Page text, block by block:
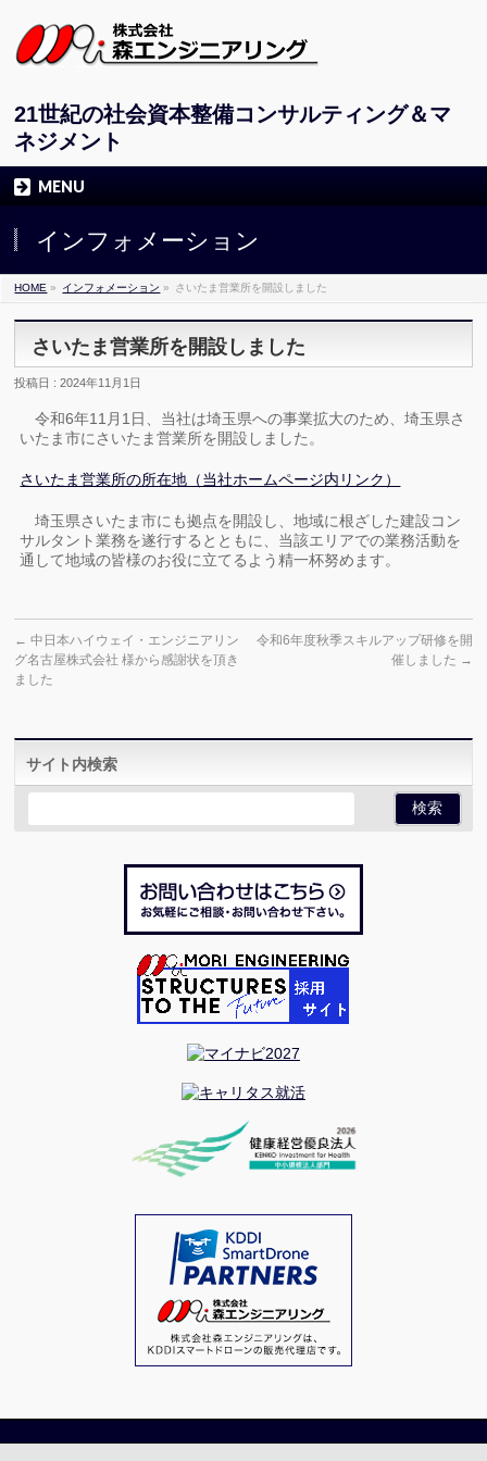
21世紀の社会資本整備コンサルティング＆マ
ネジメント
MENU
インフォメーション
HOME » インフォメーション » さいたま営業所を開設しました
さいたま営業所を開設しました
投稿日 : 2024年11月1日
令和6年11月1日、当社は埼玉県への事業拡大のため、埼玉県さ
いたま市にさいたま営業所を開設しました。
さいたま営業所の所在地（当社ホームページ内リンク）
埼玉県さいたま市にも拠点を開設し、地域に根ざした建設コン
サルタント業務を遂行するとともに、当該エリアでの業務活動を
通して地域の皆様のお役に立てるよう精一杯努めます。
← 中日本ハイウェイ・エンジニアリン
グ名古屋株式会社 様から感謝状を頂き
ました
令和6年度秋季スキルアップ研修を開
催しました →
サイト内検索